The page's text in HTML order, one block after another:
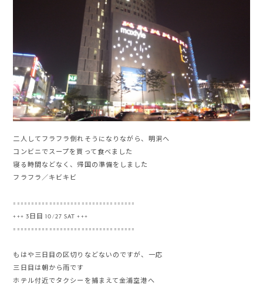
二人してフラフラ倒れそうになりながら、明洞へ
コンビニでスープを買って食べました
寝る時間などなく、帰国の準備をしました
フラフラ／キビキビ
==================================
+++ 3日目 10/27 SAT +++
==================================
もはや三日目の区切りなどないのですが、一応
三日目は朝から雨です
ホテル付近でタクシーを捕まえて金浦空港へ